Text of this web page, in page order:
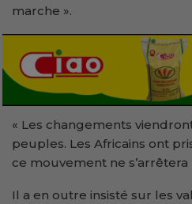
marche ».
« Les changements
peuples. Les Africains ont
ce mouvement ne s’arrêtera
Il a en outre insisté sur les